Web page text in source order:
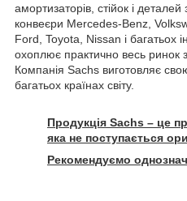
амортизаторів, стійок і деталей
конвеєри Mercedes-Benz,
Ford, Toyota, Nissan і багатьох
охоплює практично весь ринок
Компанія Sachs виготовляє
багатьох країнах світу.
Продукція Sachs – це
яка не поступається
Рекомендуємо